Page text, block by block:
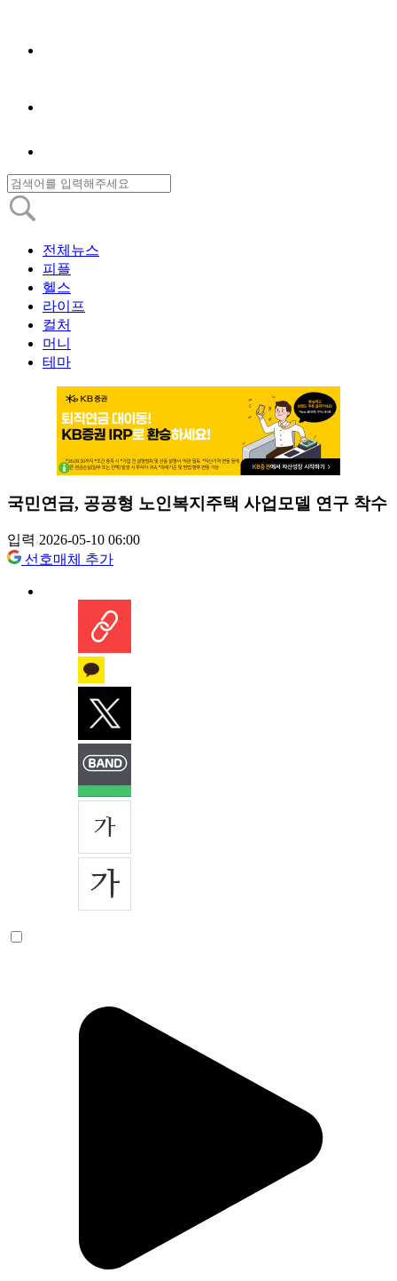
전체뉴스
피플
헬스
라이프
컬처
머니
테마
국민연금, 공공형 노인복지주택 사업모델 연구 착수
입력 2026-05-10 06:00
선호매체 추가